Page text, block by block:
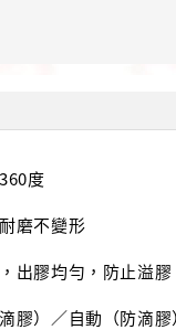
度
磨不變形
出膠均勻，防止溢膠
膠）／自動（防滴膠